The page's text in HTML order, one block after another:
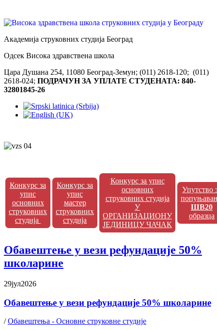
Академија струковних студија Београд
Одсек Висока здравствена школа
Цара Душана 254, 11080 Београд-Земун; (011) 2618-120; (011)
2618-024; ПОДРАЧУН ЗА УПЛАТЕ СТУДЕНАТА: 840-
32801845-26
Конкурс за
упис
основних
струковних
студија
Конкурс за
упис
мастер
струковних
студија
Конкурс за упис
основних
струковних студија
У
ОРГАНИЗАЦИОНУ
ЈЕДИНИЦУ ЧАЧАК
Упутство
ШВ20
образца
Обавештење у вези рефундације 50%
школарине
29јул2026
Обавештење у вези рефундације 50% школарине
/Обавештења - Основне струковне студије